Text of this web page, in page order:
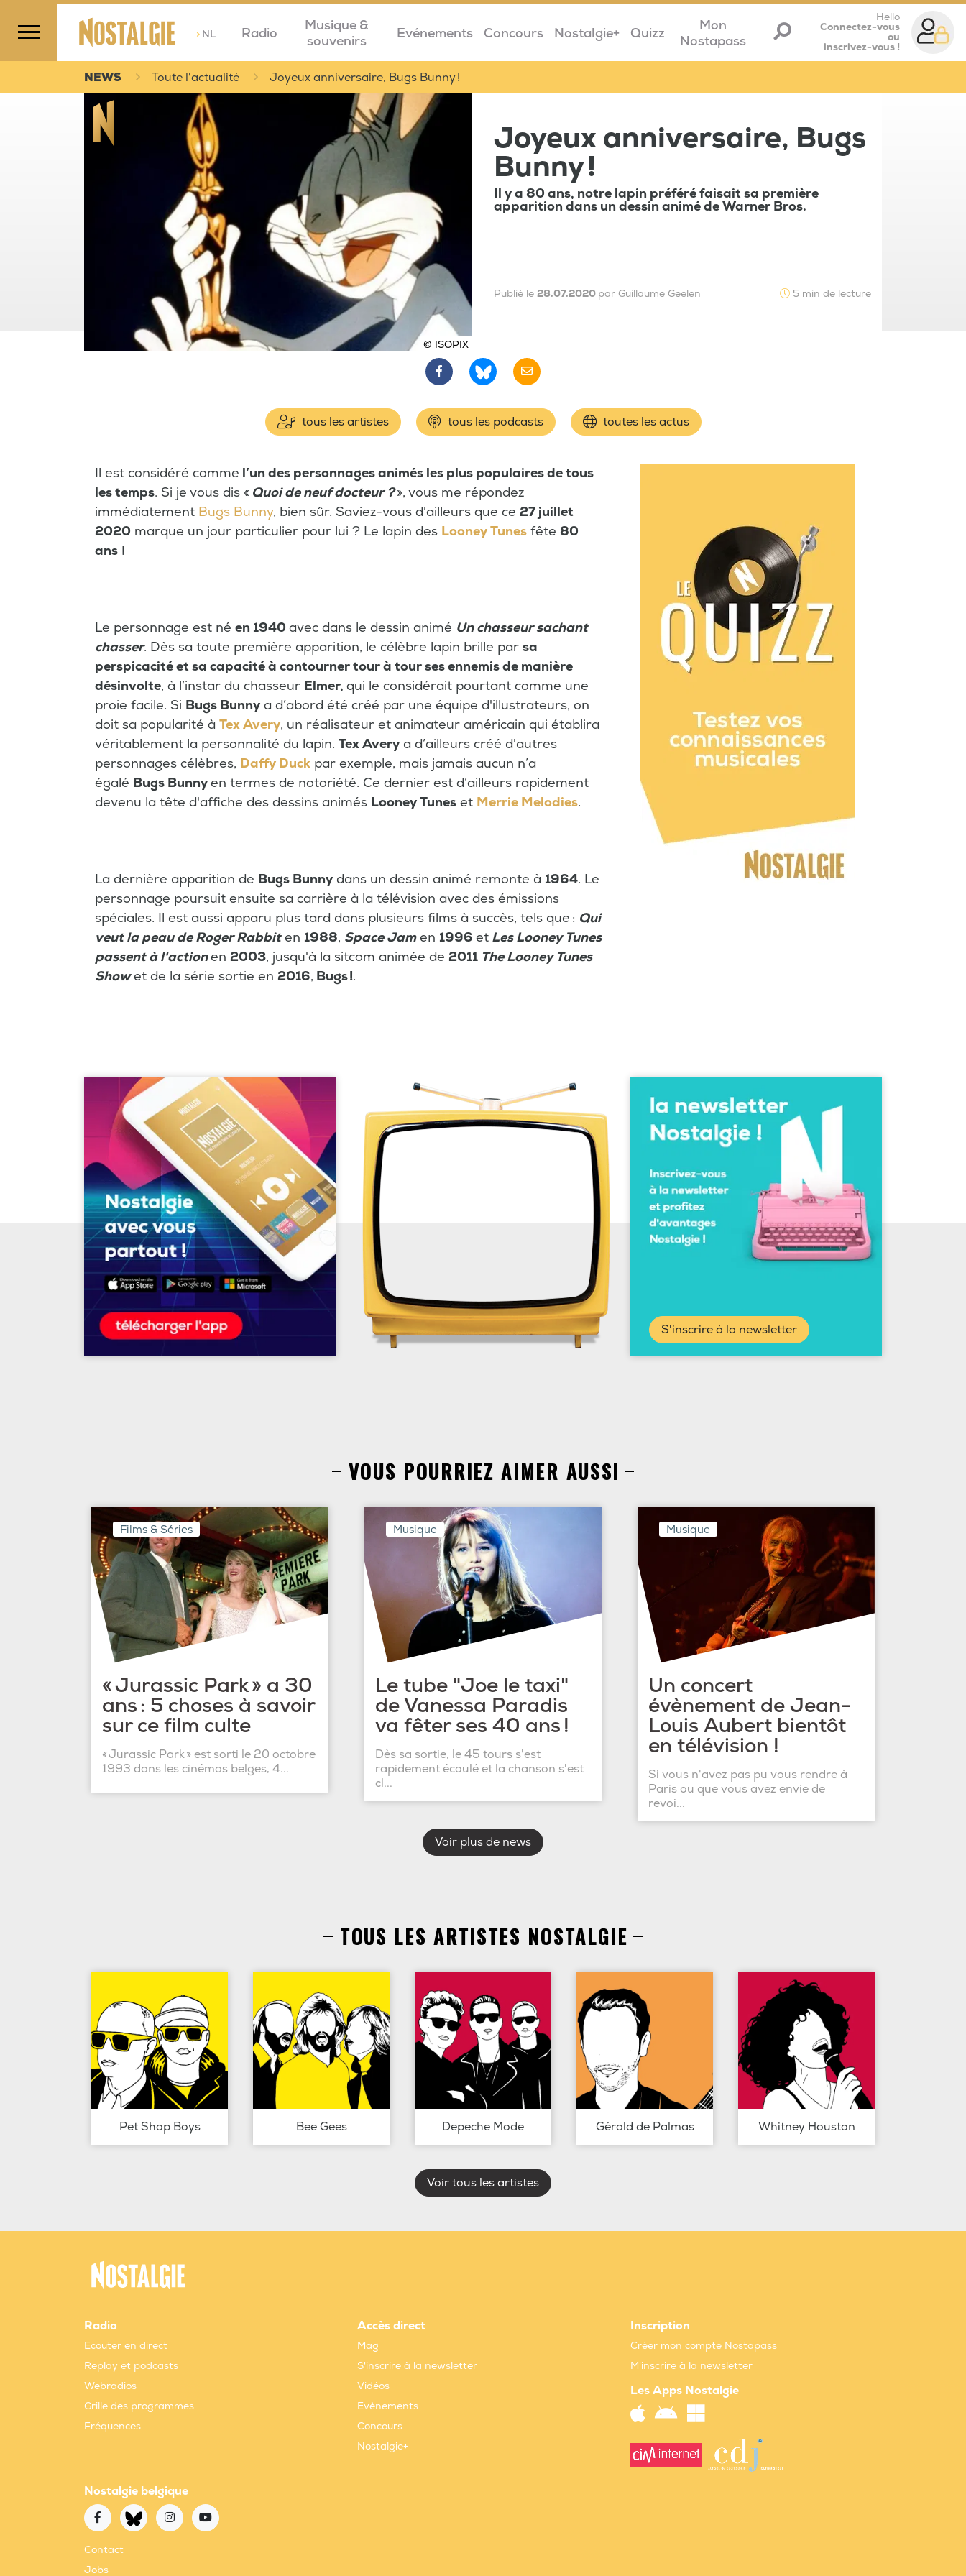
>NL Radio
Musique &
souvenirs
Evénements Concours Nostalgie+ Quizz
Mon
Nostapass
Hello
Connectez-vous
ou
inscrivez-vous !
NEWS Toute l'actualité Joyeux anniversaire, Bugs Bunny !
© ISOPIX
Joyeux anniversaire, Bugs
Bunny !
Il y a 80 ans, notre lapin préféré faisait sa première
apparition dans un dessin animé de Warner Bros.
Publié le 28.07.2020 par Guillaume Geelen 5 min de lecture
tous les artistes tous les podcasts toutes les actus
Il est considéré comme l’un des personnages animés les plus populaires de tous
les temps. Si je vous dis « Quoi de neuf docteur ?», vous me répondez
immédiatement Bugs Bunny, bien sûr. Saviez-vous d'ailleurs que ce 27 juillet
2020 marque un jour particulier pour lui ? Le lapin des Looney Tunes fête 80
ans !
Le personnage est né en 1940 avec dans le dessin animé Un chasseur sachant
chasser. Dès sa toute première apparition, le célèbre lapin brille par sa
perspicacité et sa capacité à contourner tour à tour ses ennemis de manière
désinvolte, à l’instar du chasseur Elmer, qui le considérait pourtant comme une
proie facile. Si Bugs Bunny a d’abord été créé par une équipe d'illustrateurs, on
doit sa popularité à Tex Avery, un réalisateur et animateur américain qui établira
véritablement la personnalité du lapin. Tex Avery a d’ailleurs créé d'autres
personnages célèbres, Daffy Duck par exemple, mais jamais aucun n’a
égalé Bugs Bunnyen termes de notoriété. Ce dernier est d’ailleurs rapidement
devenu la tête d'affiche des dessins animés Looney Tunes et Merrie Melodies.
La dernière apparition de Bugs Bunny dans un dessin animé remonte à 1964. Le
personnage poursuit ensuite sa carrière à la télévision avec des émissions
spéciales. Il est aussi apparu plus tard dans plusieurs films à succès, tels que : Qui
veut la peau de Roger Rabbiten 1988, Space Jamen 1996 et Les Looney Tunes
passent à l'actionen 2003, jusqu'à la sitcom animée de 2011 The Looney Tunes
Showet de la série sortie en 2016, Bugs !.
S'inscrire à la newsletter
VOUS POURRIEZ AIMER AUSSI
Films & Séries
« Jurassic Park » a 30
ans : 5 choses à savoir
sur ce film culte
« Jurassic Park » est sorti le 20 octobre
1993 dans les cinémas belges, 4...
Musique
Le tube "Joe le taxi"
de Vanessa Paradis
va fêter ses 40 ans !
Dès sa sortie, le 45 tours s'est
rapidement écoulé et la chanson s'est
cl...
Musique
Un concert
évènement de Jean-
Louis Aubert bientôt
en télévision !
Si vous n'avez pas pu vous rendre à
Paris ou que vous avez envie de
revoi...
Voir plus de news
TOUS LES ARTISTES NOSTALGIE
Pet Shop Boys Bee Gees Depeche Mode Gérald de Palmas Whitney Houston
Voir tous les artistes
Radio
Ecouter en direct
Replay et podcasts
Webradios
Grille des programmes
Fréquences
Accès direct
Mag
S'inscrire à la newsletter
Vidéos
Evènements
Concours
Nostalgie+
Inscription
Créer mon compte Nostapass
M'inscrire à la newsletter
Les Apps Nostalgie
Nostalgie belgique
Contact
Jobs